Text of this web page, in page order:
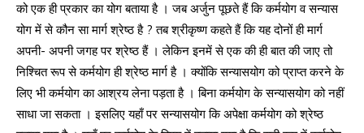
को एक ही प्रकार का योग बताया है । जब अर्जुन पूछते हैं कि कर्मयोग व सन्यास
योग में से कौन सा मार्ग श्रेष्ठ है ? तब श्रीकृष्ण कहते हैं कि यह दोनों ही मार्ग
अपनी- अपनी जगह पर श्रेष्ठ हैं । लेकिन इनमें से एक की ही बात की जाए तो
निश्चित रूप से कर्मयोग ही श्रेष्ठ मार्ग है । क्योंकि सन्यासयोग को प्राप्त करने के
लिए भी कर्मयोग का आश्रय लेना पड़ता है । बिना कर्मयोग के सन्यासयोग को नहीं
साधा जा सकता । इसलिए यहाँ पर सन्यासयोग कि अपेक्षा कर्मयोग को श्रेष्ठ